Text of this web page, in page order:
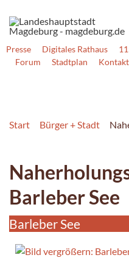
Presse Digitales Rathaus
Forum
Stadtplan Kontakt
Start Bürger + Stadt
Barleber See
Barleber See